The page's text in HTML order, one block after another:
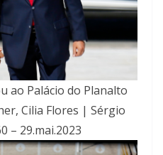
ao Palácio do Planalto
Cilia Flores | Sérgio
– 29.mai.2023